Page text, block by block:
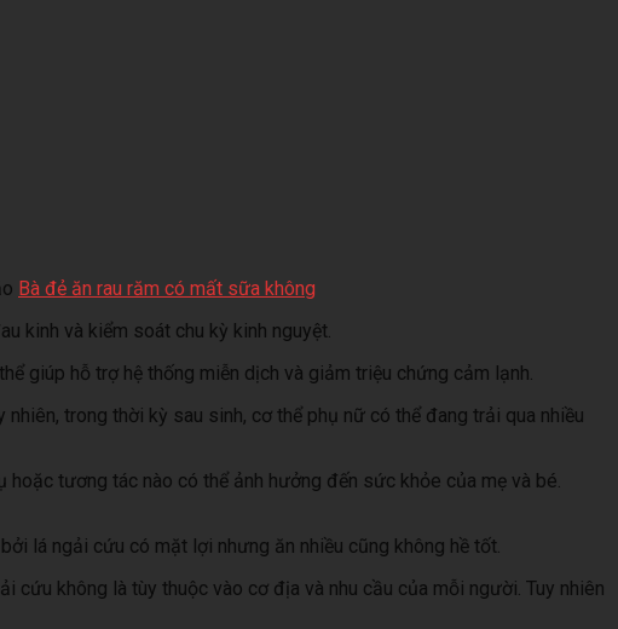
Bà đẻ ăn rau răm có mất sữa không
kinh và kiểm soát chu kỳ kinh nguyệt.
giúp hỗ trợ hệ thống miễn dịch và giảm triệu chứng cảm lạnh.
trong thời kỳ sau sinh, cơ thể phụ nữ có thể đang trải qua nhiều
tương tác nào có thể ảnh hưởng đến sức khỏe của mẹ và bé.
lá ngải cứu có mặt lợi nhưng ăn nhiều cũng không hề tốt.
cứu không là tùy thuộc vào cơ địa và nhu cầu của mỗi người. Tuy nhiên